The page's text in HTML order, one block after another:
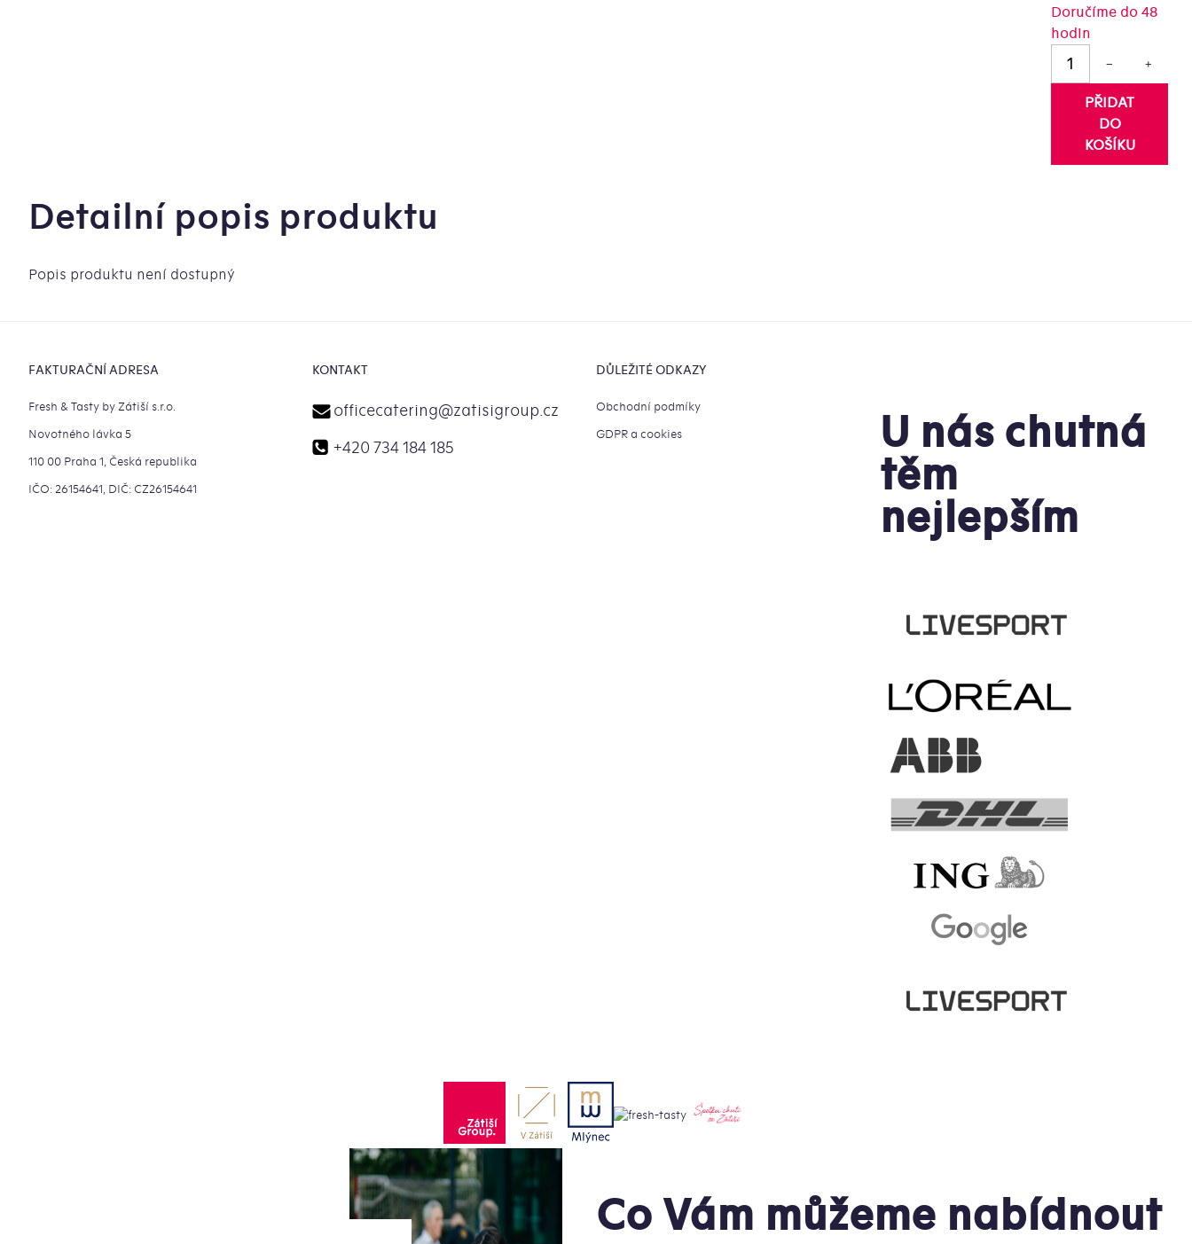
Doručíme do 48
hodin
+
−
PŘIDAT
DO
KOŠÍKU
Detailní popis produktu
Popis produktu není dostupný
FAKTURAČNÍ ADRESA
Fresh & Tasty by Zátiší s.r.o.
Novotného lávka 5
110 00 Praha 1, Česká republika
IČO: 26154641, DIČ: CZ26154641
KONTAKT
officecatering@zatisigroup.cz
+420 734 184 185
DŮLEŽITÉ ODKAZY
Obchodní podmíky
GDPR a cookies
U nás chutná
těm
nejlepším
Co Vám můžeme nabídnout